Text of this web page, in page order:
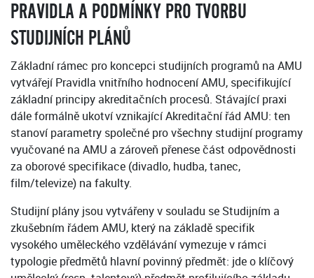
PRAVIDLA A PODMÍNKY PRO TVORBU
STUDIJNÍCH PLÁNŮ
Základní rámec pro koncepci studijních programů na AMU
vytvářejí Pravidla vnitřního hodnocení AMU, specifikující
základní principy akreditačních procesů. Stávající praxi
dále formálně ukotví vznikající Akreditační řád AMU: ten
stanoví parametry společné pro všechny studijní programy
vyučované na AMU a zároveň přenese část odpovědnosti
za oborové specifikace (divadlo, hudba, tanec,
film/televize) na fakulty.
Studijní plány jsou vytvářeny v souladu se Studijním a
zkušebním řádem AMU, který na základě specifik
vysokého uměleckého vzdělávání vymezuje v rámci
typologie předmětů hlavní povinný předmět: jde o klíčový